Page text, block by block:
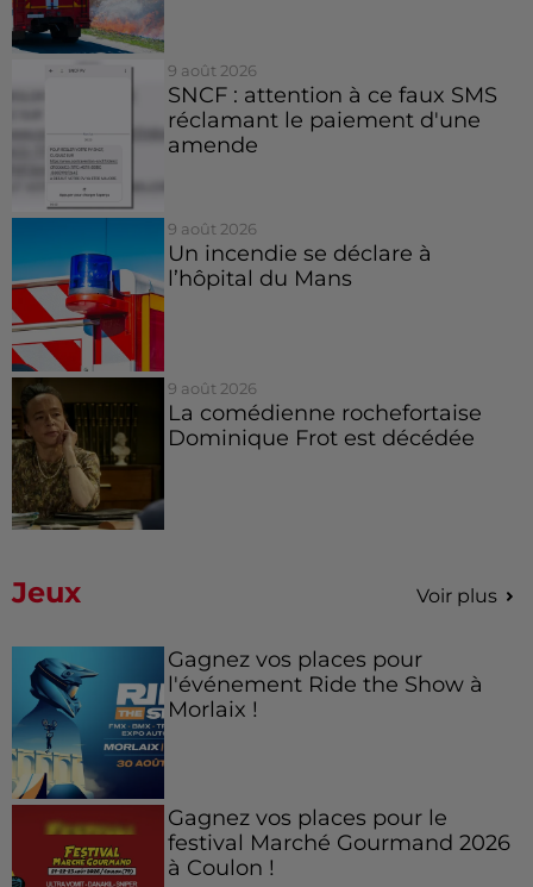
9 août 2026
SNCF : attention à ce faux SMS
réclamant le paiement d'une
amende
9 août 2026
Un incendie se déclare à
l’hôpital du Mans
9 août 2026
La comédienne rochefortaise
Dominique Frot est décédée
Jeux Voir plus
Gagnez vos places pour
l'événement Ride the Show à
Morlaix !
Gagnez vos places pour le
festival Marché Gourmand 2026
à Coulon !